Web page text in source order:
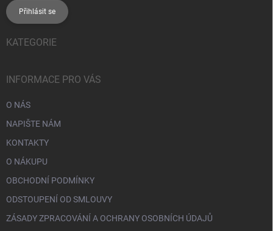
Přihlásit se
KATEGORIE
INFORMACE PRO VÁS
O NÁS
NAPIŠTE NÁM
KONTAKTY
O NÁKUPU
OBCHODNÍ PODMÍNKY
ODSTOUPENÍ OD SMLOUVY
ZÁSADY ZPRACOVÁNÍ A OCHRANY OSOBNÍCH ÚDAJŮ